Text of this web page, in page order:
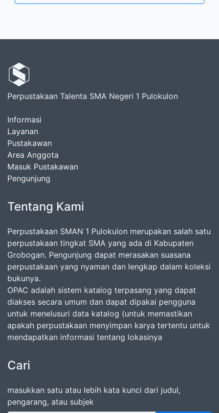
Perpustakaan Talenta SMA Negeri 1 Pulokulon
Informasi
Layanan
Pustakawan
Area Anggota
Masuk Pustakawan
Pengunjung
Tentang Kami
Perpustakaan SMAN 1 Pulokulon merupakan salah satu
perpustakaan tingkat SMA yang ada di Kabupaten
Grobogan. Pengunjung dapat merasakan suasana
perpustakaan yang nyaman dan lengkap dalam koleksi
bukunya.
OPAC adalah sistem katalog terpasang yang dapat
diakses secara umum dan dapat dipakai pengguna
untuk menelusuri data katalog (untuk memastikan
apakah perpustakaan menyimpan karya tertentu untuk
mendapatkan informasi tentang lokasinya
Cari
masukkan satu atau lebih kata kunci dari judul,
pengarang, atau subjek